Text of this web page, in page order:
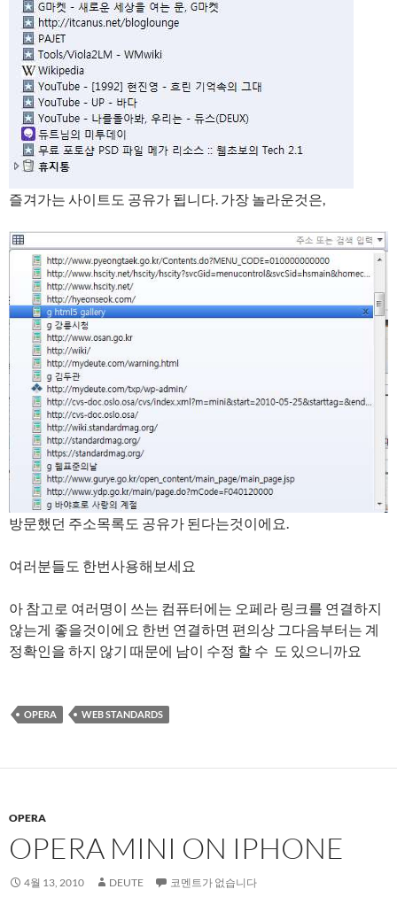
즐겨가는 사이트도 공유가 됩니다. 가장 놀라운것은,
방문했던 주소목록도 공유가 된다는것이에요.
여러분들도 한번사용해보세요
아 참고로 여러명이 쓰는 컴퓨터에는 오페라 링크를 연결하지
않는게 좋을것이에요 한번 연결하면 편의상 그다음부터는 계
정확인을 하지 않기 때문에 남이 수정 할 수 도 있으니까요
OPERA WEB STANDARDS
OPERA
OPERA MINI ON IPHONE
4월 13, 2010 DEUTE 코멘트가 없습니다